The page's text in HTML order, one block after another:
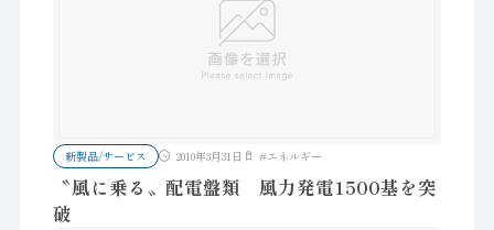
新製品/サービス 2010年3月31日 #エネルギー
〝風に乗る〟配電盤類 風力発電1500基を突
破